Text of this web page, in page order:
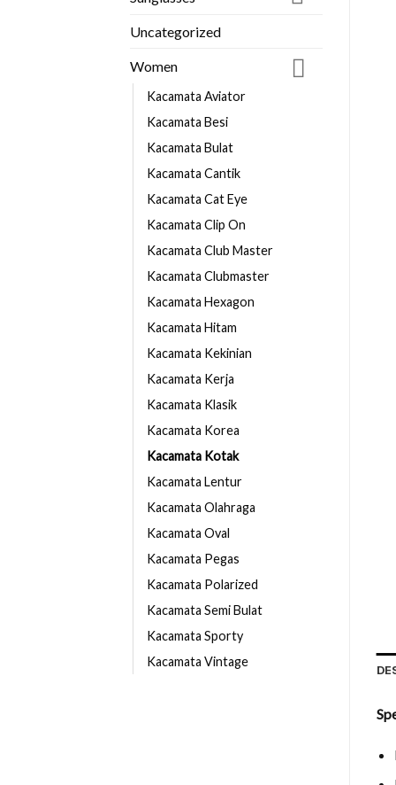
Uncategorized
Women
Kacamata Aviator
Kacamata Besi
Kacamata Bulat
Kacamata Cantik
Kacamata Cat Eye
Kacamata Clip On
Kacamata Club Master
Kacamata Clubmaster
Kacamata Hexagon
Kacamata Hitam
Kacamata Kekinian
Kacamata Kerja
Kacamata Klasik
Kacamata Korea
Kacamata Kotak
Kacamata Lentur
Kacamata Olahraga
Kacamata Oval
Kacamata Pegas
Kacamata Polarized
Kacamata Semi Bulat
Kacamata Sporty
Kacamata Vintage